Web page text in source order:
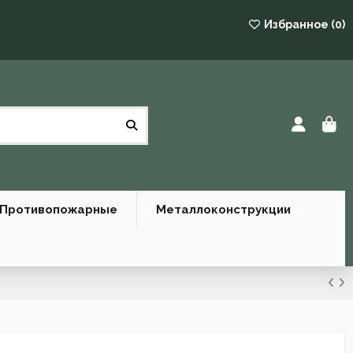
Избранное (0)
Металлоконструкции